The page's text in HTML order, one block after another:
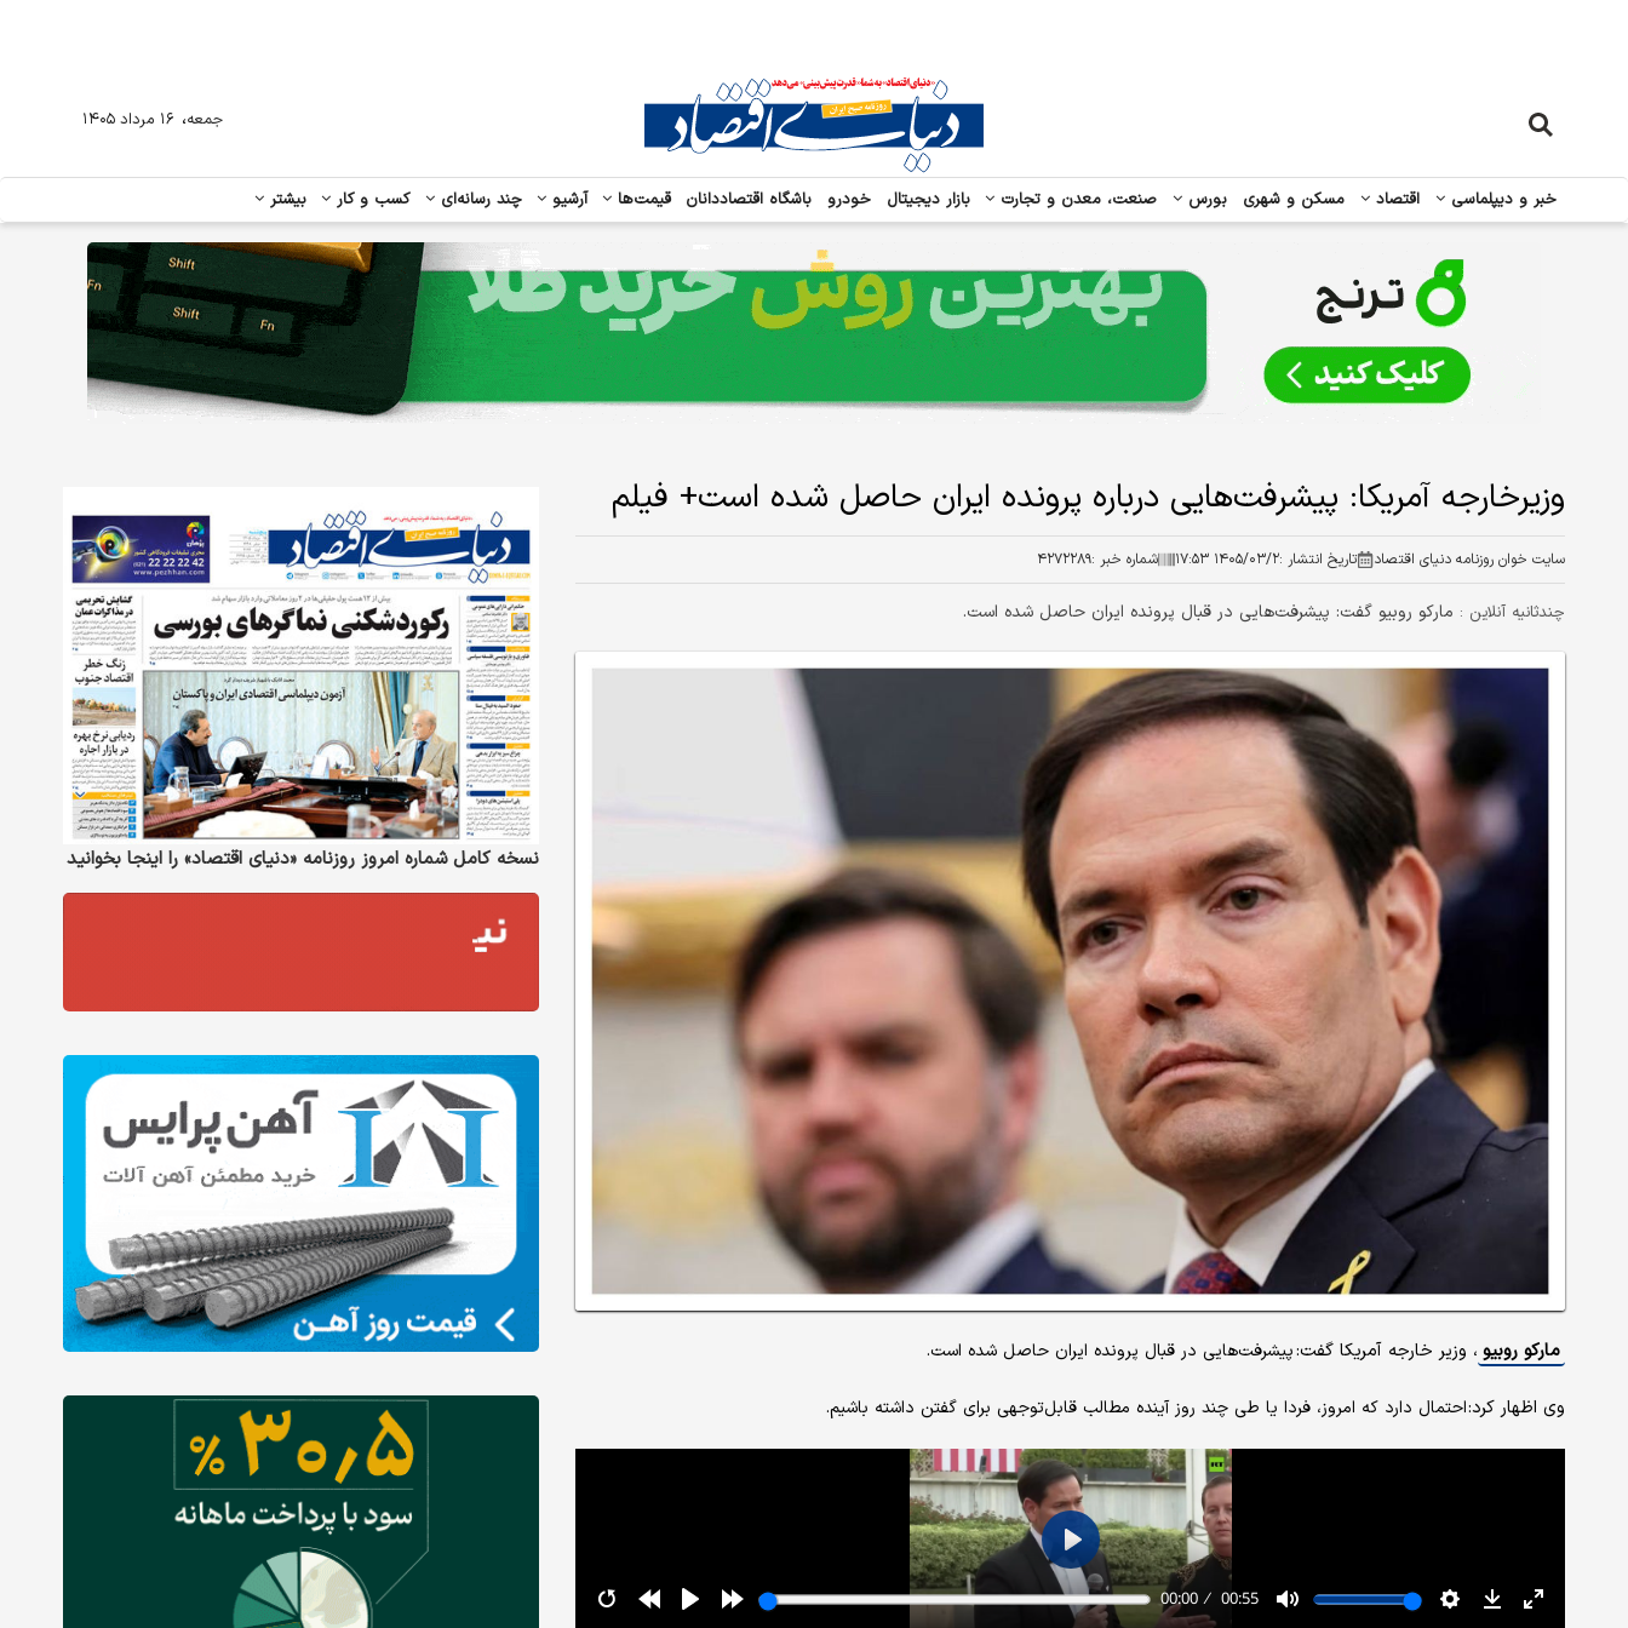
خبر و دیپلماسی اقتصاد مسکن و شهری بورس صنعت، معدن و تجارت بازار دیجیتال خودرو باشگاه اقتصاددانان قیمت‌ها آرشیو چند رسانه‌ای کسب و کار بیشتر
جمعه، ۱۶ مرداد ۱۴۰۵
وزیرخارجه آمریکا: پیشرفت‌هایی درباره پرونده ایران حاصل شده است+ فیلم
سایت خوان روزنامه دنیای اقتصاد تاریخ انتشار :۱۴۰۵/۰۳/۲ ۱۷:۵۳ شماره خبر :۴۲۷۲۲۸۹
چندثانیه آنلاین : مارکو روبیو گفت: پیشرفت‌هایی در قبال پرونده ایران حاصل شده است.
مارکو روبیو ، وزیر خارجه آمریکا گفت:پیشرفت‌هایی در قبال پرونده ایران حاصل شده است.
وی اظهار کرد:احتمال دارد که امروز، فردا یا طی چند روز آینده مطالب قابل‌توجهی برای گفتن داشته باشیم.
نسخه کامل شماره امروز روزنامه «دنیای‌ اقتصاد» را اینجا بخوانید